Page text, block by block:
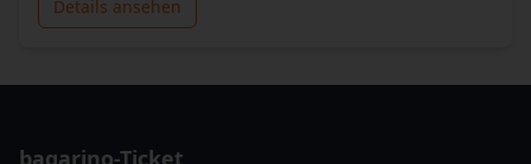
Details ansehen
bagarino-Ticket